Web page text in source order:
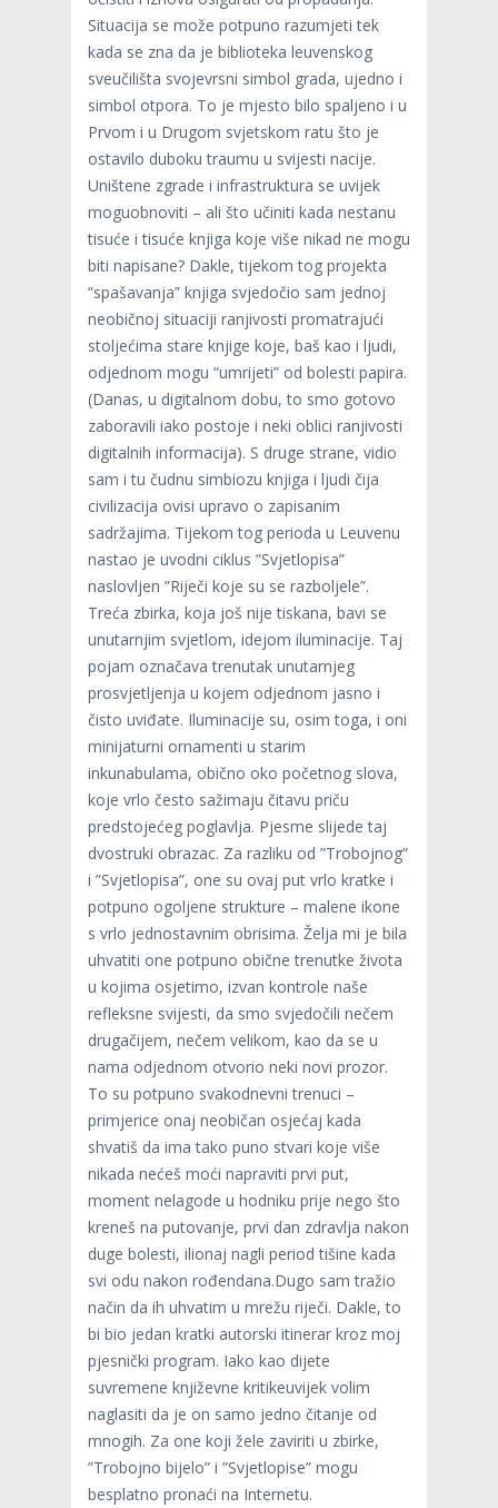
Situacija se može potpuno razumjeti tek
kada se zna da je biblioteka leuvenskog
sveučilišta svojevrsni simbol grada, ujedno i
simbol otpora. To je mjesto bilo spaljeno i u
Prvom i u Drugom svjetskom ratu što je
ostavilo duboku traumu u svijesti nacije.
Uništene zgrade i infrastruktura se uvijek
moguobnoviti – ali što učiniti kada nestanu
tisuće i tisuće knjiga koje više nikad ne mogu
biti napisane? Dakle, tijekom tog projekta
“spašavanja” knjiga svjedočio sam jednoj
neobičnoj situaciji ranjivosti promatrajući
stoljećima stare knjige koje, baš kao i ljudi,
odjednom mogu “umrijeti” od bolesti papira.
(Danas, u digitalnom dobu, to smo gotovo
zaboravili iako postoje i neki oblici ranjivosti
digitalnih informacija). S druge strane, vidio
sam i tu čudnu simbiozu knjiga i ljudi čija
civilizacija ovisi upravo o zapisanim
sadržajima. Tijekom tog perioda u Leuvenu
nastao je uvodni ciklus ”Svjetlopisa”
naslovljen ”Riječi koje su se razboljele”.
Treća zbirka, koja još nije tiskana, bavi se
unutarnjim svjetlom, idejom iluminacije. Taj
pojam označava trenutak unutarnjeg
prosvjetljenja u kojem odjednom jasno i
čisto uviđate. Iluminacije su, osim toga, i oni
minijaturni ornamenti u starim
inkunabulama, obično oko početnog slova,
koje vrlo često sažimaju čitavu priču
predstojećeg poglavlja. Pjesme slijede taj
dvostruki obrazac. Za razliku od ”Trobojnog”
i ”Svjetlopisa”, one su ovaj put vrlo kratke i
potpuno ogoljene strukture – malene ikone
s vrlo jednostavnim obrisima. Želja mi je bila
uhvatiti one potpuno obične trenutke života
u kojima osjetimo, izvan kontrole naše
refleksne svijesti, da smo svjedočili nečem
drugačijem, nečem velikom, kao da se u
nama odjednom otvorio neki novi prozor.
To su potpuno svakodnevni trenuci –
primjerice onaj neobičan osjećaj kada
shvatiš da ima tako puno stvari koje više
nikada nećeš moći napraviti prvi put,
moment nelagode u hodniku prije nego što
kreneš na putovanje, prvi dan zdravlja nakon
duge bolesti, ilionaj nagli period tišine kada
svi odu nakon rođendana.Dugo sam tražio
način da ih uhvatim u mrežu riječi. Dakle, to
bi bio jedan kratki autorski itinerar kroz moj
pjesnički program. Iako kao dijete
suvremene književne kritikeuvijek volim
naglasiti da je on samo jedno čitanje od
mnogih. Za one koji žele zaviriti u zbirke,
”Trobojno bijelo” i ”Svjetlopise” mogu
besplatno pronaći na Internetu.